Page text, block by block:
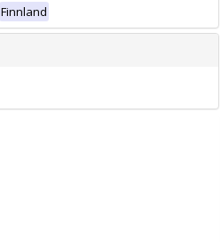
Finnland